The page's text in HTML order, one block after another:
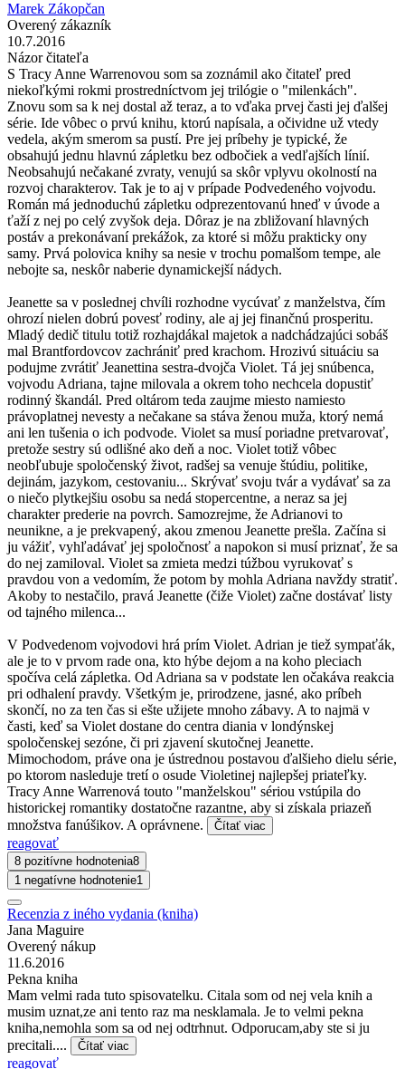
Marek Zákopčan
Overený zákazník
10.7.2016
Názor čitateľa
S Tracy Anne Warrenovou som sa zoznámil ako čitateľ pred
niekoľkými rokmi prostredníctvom jej trilógie o "milenkách".
Znovu som sa k nej dostal až teraz, a to vďaka prvej časti jej ďalšej
série. Ide vôbec o prvú knihu, ktorú napísala, a očividne už vtedy
vedela, akým smerom sa pustí. Pre jej príbehy je typické, že
obsahujú jednu hlavnú zápletku bez odbočiek a vedľajších línií.
Neobsahujú nečakané zvraty, venujú sa skôr vplyvu okolností na
rozvoj charakterov. Tak je to aj v prípade Podvedeného vojvodu.
Román má jednoduchú zápletku odprezentovanú hneď v úvode a
ťaží z nej po celý zvyšok deja. Dôraz je na zbližovaní hlavných
postáv a prekonávaní prekážok, za ktoré si môžu prakticky ony
samy. Prvá polovica knihy sa nesie v trochu pomalšom tempe, ale
nebojte sa, neskôr naberie dynamickejší nádych.
Jeanette sa v poslednej chvíli rozhodne vycúvať z manželstva, čím
ohrozí nielen dobrú povesť rodiny, ale aj jej finančnú prosperitu.
Mladý dedič titulu totiž rozhajdákal majetok a nadchádzajúci sobáš
mal Brantfordovcov zachrániť pred krachom. Hrozivú situáciu sa
podujme zvrátiť Jeanettina sestra-dvojča Violet. Tá jej snúbenca,
vojvodu Adriana, tajne milovala a okrem toho nechcela dopustiť
rodinný škandál. Pred oltárom teda zaujme miesto namiesto
právoplatnej nevesty a nečakane sa stáva ženou muža, ktorý nemá
ani len tušenia o ich podvode. Violet sa musí poriadne pretvarovať,
pretože sestry sú odlišné ako deň a noc. Violet totiž vôbec
neobľubuje spoločenský život, radšej sa venuje štúdiu, politike,
dejinám, jazykom, cestovaniu... Skrývať svoju tvár a vydávať sa za
o niečo plytkejšiu osobu sa nedá stopercentne, a neraz sa jej
charakter prederie na povrch. Samozrejme, že Adrianovi to
neunikne, a je prekvapený, akou zmenou Jeanette prešla. Začína si
ju vážiť, vyhľadávať jej spoločnosť a napokon si musí priznať, že sa
do nej zamiloval. Violet sa zmieta medzi túžbou vyrukovať s
pravdou von a vedomím, že potom by mohla Adriana navždy stratiť.
Akoby to nestačilo, pravá Jeanette (čiže Violet) začne dostávať listy
od tajného milenca...
V Podvedenom vojvodovi hrá prím Violet. Adrian je tiež sympaťák,
ale je to v prvom rade ona, kto hýbe dejom a na koho pleciach
spočíva celá zápletka. Od Adriana sa v podstate len očakáva reakcia
pri odhalení pravdy. Všetkým je, prirodzene, jasné, ako príbeh
skončí, no za ten čas si ešte užijete mnoho zábavy. A to najmä v
časti, keď sa Violet dostane do centra diania v londýnskej
spoločenskej sezóne, či pri zjavení skutočnej Jeanette.
Mimochodom, práve ona je ústrednou postavou ďalšieho dielu série,
po ktorom nasleduje tretí o osude Violetinej najlepšej priateľky.
Tracy Anne Warrenová touto "manželskou" sériou vstúpila do
historickej romantiky dostatočne razantne, aby si získala priazeň
množstva fanúšikov. A oprávnene.
Čítať viac
reagovať
8 pozitívne hodnotenia8
1 negatívne hodnotenie1
Recenzia z iného vydania (kniha)
Jana Maguire
Overený nákup
11.6.2016
Pekna kniha
Mam velmi rada tuto spisovatelku. Citala som od nej vela knih a
musim uznat,ze ani tento raz ma nesklamala. Je to velmi pekna
kniha,nemohla som sa od nej odtrhnut. Odporucam,aby ste si ju
precitali....
Čítať viac
reagovať